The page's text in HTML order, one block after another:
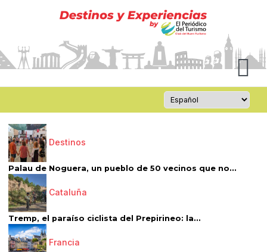
Destinos
Palau de Noguera, un pueblo de 50 vecinos que no...
Cataluña
Tremp, el paraíso ciclista del Prepirineo: la...
Francia